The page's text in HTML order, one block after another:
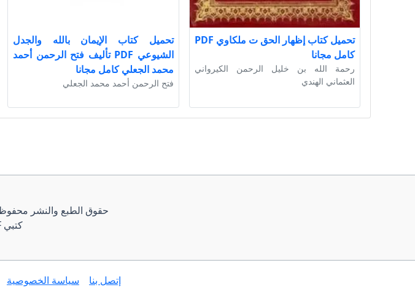
تحميل كتاب إظهار الحق ت ملكاوي PDF
كامل مجانا
رحمة الله بن خليل الرحمن الكيرواني
العثماني الهندي
تحميل كتاب الإيمان بالله والجدل
الشيوعي PDF تأليف فتح الرحمن أحمد
محمد الجعلي كامل مجانا
فتح الرحمن أحمد محمد الجعلي
كتبي PDF
إتصل بنا سياسة الخصوصية